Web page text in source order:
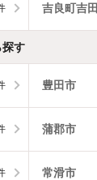
吉良町吉田
す
豊田市
蒲郡市
常滑市